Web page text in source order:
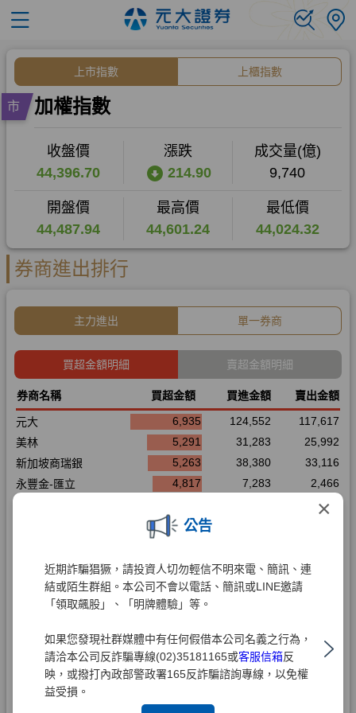
×
公告
近期詐騙猖獗，請投資人切勿輕信不明來電、簡訊、連
結或陌生群組。本公司不會以電話、簡訊或LINE邀請
「領取飆股」、「明牌體驗」等。
如果您發現社群媒體中有任何假借本公司名義之行為，
請洽本公司反詐騙專線(02)35181165或客服信箱反
映，或撥打內政部警政署165反詐騙諮詢專線，以免權
益受損。